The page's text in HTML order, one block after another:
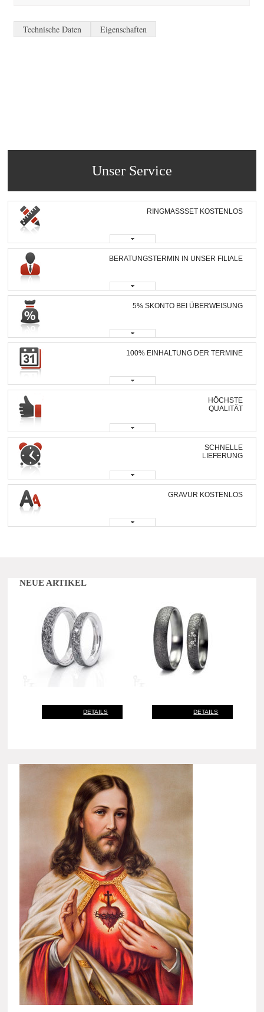
Technische Daten Eigenschaften
Unser Service
RINGMASSSET KOSTENLOS
BERATUNGSTERMIN IN UNSER FILIALE
5% SKONTO BEI ÜBERWEISUNG
100% EINHALTUNG DER TERMINE
HÖCHSTE
QUALITÄT
SCHNELLE
LIEFERUNG
GRAVUR KOSTENLOS
NEUE ARTIKEL
DETAILS DETAILS